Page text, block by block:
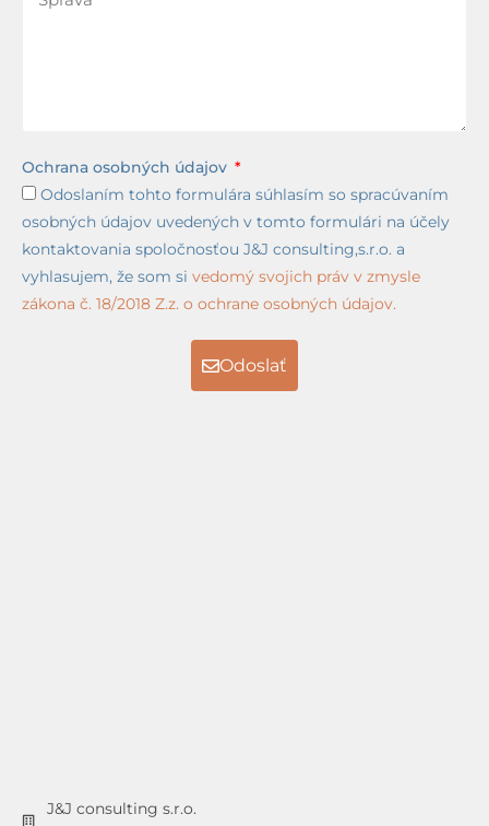
Ochrana osobných údajov
Odoslaním tohto formulára súhlasím so spracúvaním
osobných údajov uvedených v tomto formulári na účely
kontaktovania spoločnosťou J&J consulting,s.r.o. a
vyhlasujem, že som si vedomý svojich práv v zmysle
zákona č. 18/2018 Z.z. o ochrane osobných údajov.
Odoslať
J&J consulting s.r.o.